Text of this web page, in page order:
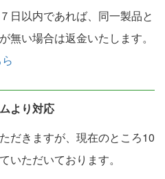
日以内であれば、同一製品と
無い場合は返金いたします。
より対応
だきますが、現在のところ10
いただいております。